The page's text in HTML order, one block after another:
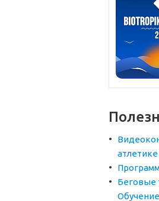
атлетике
Беговые